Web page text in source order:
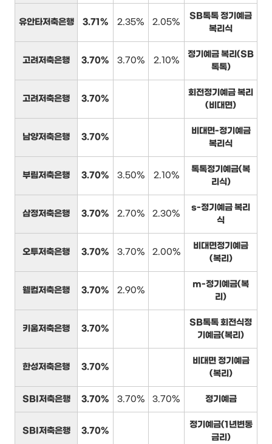
유안타저축은행 3.71% 2.35% 2.05%
SB톡톡 정기예금
복리식
고려저축은행 3.70% 3.70% 2.10%
정기예금 복리(SB
톡톡)
고려저축은행 3.70%
회전정기예금 복리
(비대면)
남양저축은행 3.70%
비대면-정기예금
복리식
부림저축은행 3.70% 3.50% 2.10%
톡톡정기예금(복
리식)
삼정저축은행 3.70% 2.70% 2.30%
s-정기예금 복리
식
오투저축은행 3.70% 3.70% 2.00%
비대면정기예금
(복리)
웰컴저축은행 3.70% 2.90%
m-정기예금(복
리)
키움저축은행 3.70%
SB톡톡 회전식정
기예금(복리)
한성저축은행 3.70%
비대면 정기예금
(복리)
SBI저축은행 3.70% 3.70% 3.70% 정기예금
SBI저축은행 3.70%
정기예금(1년변동
금리)